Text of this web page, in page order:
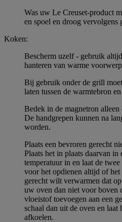
Was uw Le Creuset-product
en spoel en droog vervolgens
Koken:
Bescherm uzelf - gebruik
hanteren van warme
Bij gebruik onder de grill
laten tussen de warmtebron
Bedek in de magnetron
De handgrepen kunnen na
worden.
Plaats een bevroren gerecht
Plaats het in plaats daarvan in
temperatuur in en laat de
voor het opdienen altijd of
gerecht wilt verwarmen dat
uw oven dan niet voor boven
vloeistof toevoegen aan een
schaal dan uit de oven en laat
afkoelen.